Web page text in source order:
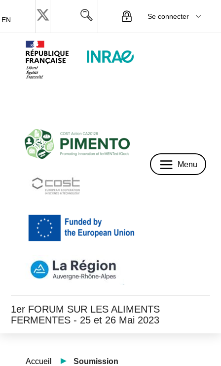
EN Se connecter
Menu
1er FORUM SUR LES ALIMENTS
FERMENTES - 25 et 26 Mai 2023
Accueil Soumission